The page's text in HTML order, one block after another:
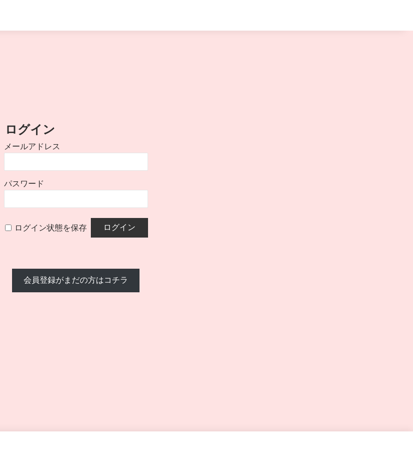
ログイン
メールアドレス
パスワード
ログイン状態を保存
会員登録がまだの方はコチラ